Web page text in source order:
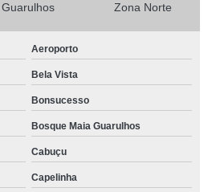
Guarulhos Zona Norte
Aeroporto
Bela Vista
Bonsucesso
Bosque Maia Guarulhos
Cabuçu
Capelinha